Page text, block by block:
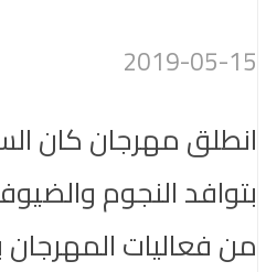
2019-05-15
انطلق مهرجان كان
بتوافد النجوم